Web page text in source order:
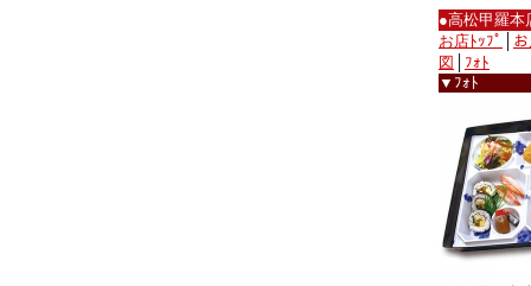
●高松甲羅本
お店ﾄｯﾌﾟ
図
ﾌｫﾄ
▼ﾌｫﾄ